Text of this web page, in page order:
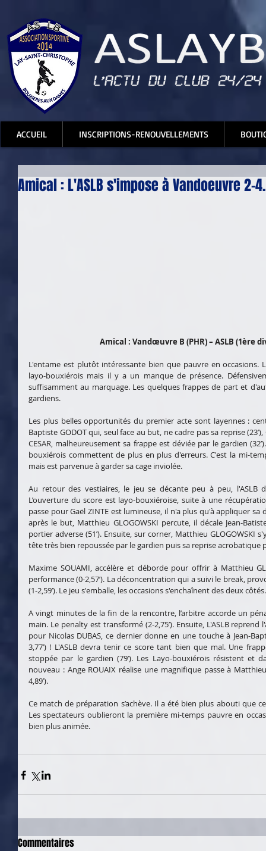
ACCUEIL INSCRIPTIONS-RENOUVELLEMENTS
Amical : L'ASLB s'impose à Vandoeuvre 2-4.
Amical : Vandœuvre B (PHR) – ASLB (1ère
L'entame est plutôt intéressante bien que pauvre en occasions.
layo-bouxiérois mais il y a un manque de présence.
suffisamment au marquage. Les quelques frappes de part et
gardiens.
Les plus belles opportunités du premier acte sont layennes :
Baptiste GODOT qui, seul face au but, ne cadre pas sa reprise
CESAR, malheureusement sa frappe est déviée par le gardien
bouxiérois commettent de plus en plus d'erreurs. C'est la mi-
mais est parvenue à garder sa cage inviolée.
Au retour des vestiaires, le jeu se décante peu à peu, l'ASLB
L’ouverture du score est layo-bouxiéroise, suite à une
passe pour Gaël ZINTE est lumineuse, il n'a plus qu'à appliquer
après le but, Matthieu GLOGOWSKI percute, il décale Jean-
portier adverse (51’). Ensuite, sur corner, Matthieu GLOGOWSKI
tête très bien repoussée par le gardien puis sa reprise acrobatique
Maxime SOUAMI, accélère et déborde pour offrir à Matthieu
performance (0-2,57’). La déconcentration qui a suivi le break,
(1-2,59’). Le jeu s'emballe, les occasions s'enchaînent des deux côtés.
A vingt minutes de la fin de la rencontre, l’arbitre accorde un
main. Le penalty est transformé (2-2,75’). Ensuite, L'ASLB reprend
pour Nicolas DUBAS, ce dernier donne en une touche à Jean-
3,77’) ! L'ASLB devra tenir ce score tant bien que mal. Une
stoppée par le gardien (79’). Les Layo-bouxiérois résistent et
nouveau : Ange ROUAIX réalise une magnifique passe à
4,89’).
Ce match de préparation s’achève. Il a été bien plus abouti que
Les spectateurs oublieront la première mi-temps pauvre en
bien plus animée.
Commentaires